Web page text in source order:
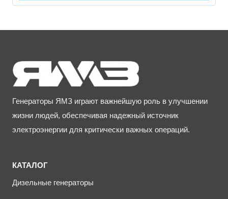
Генераторы ЯМЗ играют важнейшую роль в улучшении
жизни людей, обеспечивая надежный источник
электроэнергии для критически важных операций.
КАТАЛОГ
Дизельные генераторы